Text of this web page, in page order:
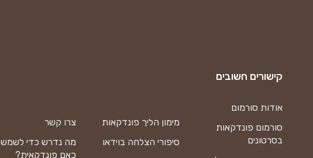
צרו קשר
מה נדרש כדי לשמש
כאם פונדקאית?
מימון הליך פונדקאות
סיפורי הצלחה בוידאו
קישורים חשובים
אודות סורמום
סורמום פונדקאות
בסרטונים